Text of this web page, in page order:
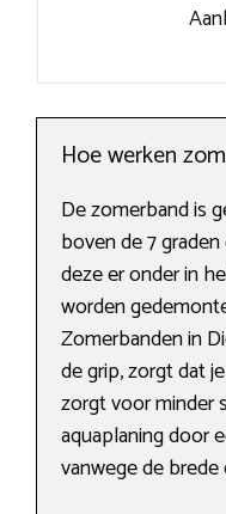
Hoe werken
De zomerband is
boven de 7
deze er onder in
worden
Zomerbanden in
de grip, zorgt dat
zorgt voor minder
aquaplaning door
vanwege de